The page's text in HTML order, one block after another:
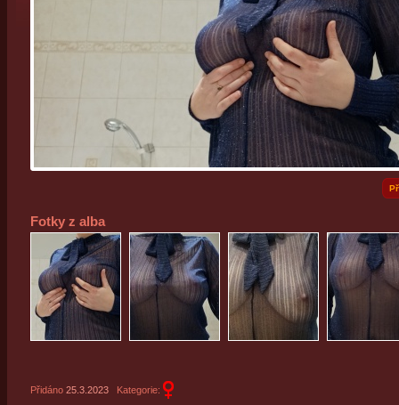
Fotky z alba
Přidáno 25.3.2023 Kategorie: